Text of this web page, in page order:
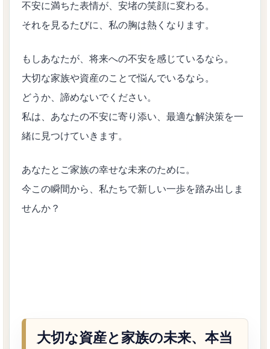
不安に満ちた表情が、安堵の笑顔に変わる。
それを見るたびに、私の胸は熱くなります。
もしあなたが、将来への不安を感じているなら。
大切な家族や資産のことで悩んでいるなら。
どうか、諦めないでください。
私は、あなたの不安に寄り添い、最適な解決策を一
緒に見つけていきます。
あなたとご家族の幸せな未来のために。
今この瞬間から、私たちで新しい一歩を踏み出しま
せんか？
大切な資産と家族の未来、本当